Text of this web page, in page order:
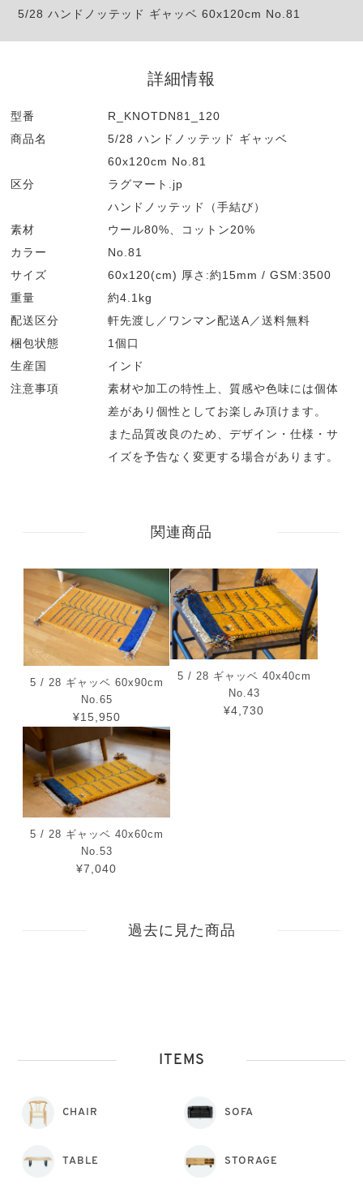
5/28 ハンドノッテッド ギャッベ 60x120cm No.81
詳細情報
型番
R_KNOTDN81_120
商品名
5/28 ハンドノッテッド ギャッベ
60x120cm No.81
区分
ラグマート.jp
ハンドノッテッド（手結び）
素材
ウール80%、コットン20%
カラー
No.81
サイズ
60x120(cm) 厚さ:約15mm / GSM:3500
重量
約4.1kg
配送区分
軒先渡し／ワンマン配送A／送料無料
梱包状態
1個口
生産国
インド
注意事項
素材や加工の特性上、質感や色味には個体
差があり個性としてお楽しみ頂けます。
また品質改良のため、デザイン・仕様・サ
イズを予告なく変更する場合があります。
関連商品
5 / 28 ギャッベ 60x90cm
No.65
¥15,950
5 / 28 ギャッベ 40x40cm
No.43
¥4,730
5 / 28 ギャッベ 40x60cm
No.53
¥7,040
過去に見た商品
ITEMS
CHAIR SOFA
TABLE STORAGE